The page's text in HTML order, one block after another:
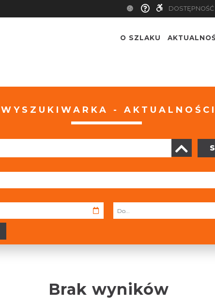
DOSTĘPNOŚĆ
O SZLAKU
WYSZUKIWARKA - AKTUALNOŚCI
Brak wyników